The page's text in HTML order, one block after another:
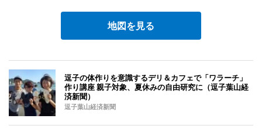
地図を見る
逗子の体作りを意識するデリ＆カフェで「ワラーチ」
作り講座 親子対象、夏休みの自由研究に（逗子葉山経
済新聞）
逗子葉山経済新聞